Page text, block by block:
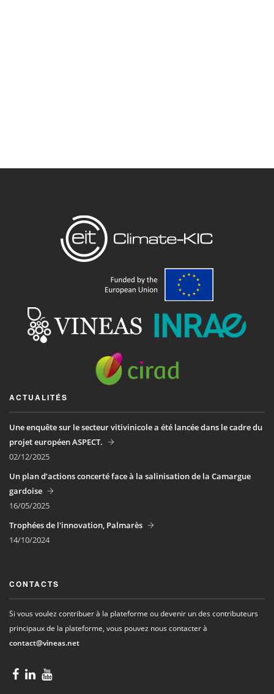
ACTUALITÉS
Une enquête sur le secteur vitivinicole a été lancée dans le cadre du
projet européen ASPECT.
02/12/2025
Un plan d’actions concerté face à la salinisation de la Camargue
gardoise
16/05/2025
Trophées de l'innovation, Palmarès
14/10/2024
CONTACTS
Si vous voulez contribuer à la plateforme ou devenir un des contributeurs
principaux de la plateforme, vous pouvez nous contacter à
contact@vineas.net